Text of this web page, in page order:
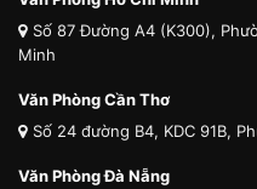
Số 87 Đường A4 (K300),
Minh
Văn Phòng Cần Thơ
Số 24 đường B4, KDC 91B,
Văn Phòng Đà Nẵng